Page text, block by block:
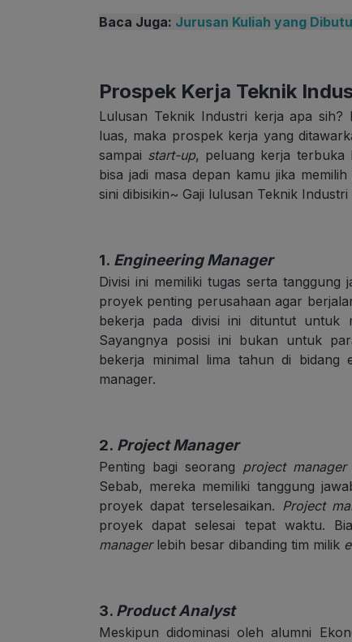
Baca Juga: Jurusan Kuliah yang
Prospek Kerja Teknik
Lulusan Teknik Industri kerja apa sih?
luas, maka prospek kerja yang
sampai start-up, peluang kerja terbuka
bisa jadi masa depan kamu jika
sini dibisikin~ Gaji lulusan Teknik
1. Engineering Manager
Divisi ini memiliki tugas serta tanggung
proyek penting perusahaan agar
bekerja pada divisi ini dituntut untuk
Sayangnya posisi ini bukan untuk
bekerja minimal lima tahun di bidang
manager.
2. Project Manager
Penting bagi seorang project manager
Sebab, mereka memiliki tanggung
proyek dapat terselesaikan. Project
proyek dapat selesai tepat waktu.
manager lebih besar dibanding tim milik
3. Product Analyst
Meskipun didominasi oleh alumni